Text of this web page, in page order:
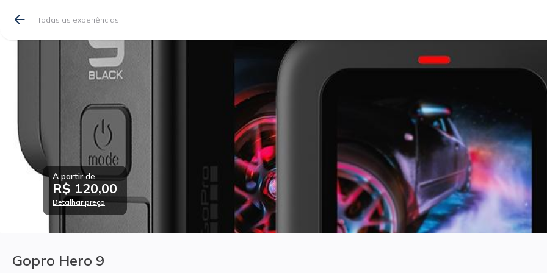
Todas as experiências
A partir de
R$ 120,00
Detalhar preço
Gopro Hero 9